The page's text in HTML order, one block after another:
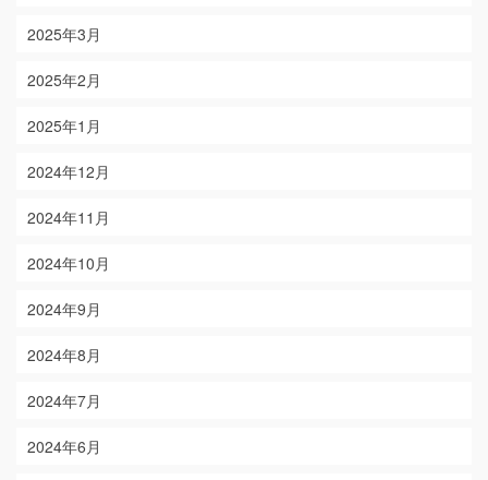
2025年3月
2025年2月
2025年1月
2024年12月
2024年11月
2024年10月
2024年9月
2024年8月
2024年7月
2024年6月